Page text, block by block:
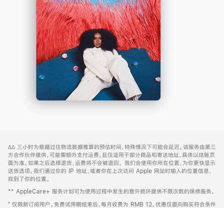
Apple
Music
开)
页
页
脚
注
∆∆ 三小时为根据过往物流数据推算的预估时间，特殊情况下可能会延迟。该服务由第三
方合作伙伴提供，可能需额外支付运费，且仅适用于部分商品和寄送地址，具体以结账页
面为准。如果之后选择退货，运费将不会被退回。 我们会使用你所在位置，为你更快显示
送货选项。我们通过你的 IP 地址，或者你在上次访问 Apple 网站时输入的位置信息，
找到了你的位置。
** AppleCare+ 服务计划可为使用过程中发生的意外损坏提供不限次数的保修服务。
⁺ 仅限新订阅用户。免费试用期结束后，每月收费为 RMB 12。优惠仅面向购买符合条件